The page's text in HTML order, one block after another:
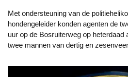
Met ondersteuning van de politiehelikopter en een
hondengeleider konden agenten de
uur op de Bosruiterweg op heterdaad
twee mannen van dertig en